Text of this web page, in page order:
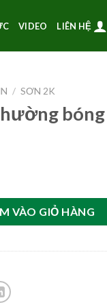
VIDEO LIÊN HỆ
/ SƠN 2K
bóng
Cadin số lượng
VÀO GIỎ HÀNG